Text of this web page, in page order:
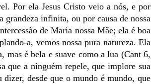
Por ela Jesus Cristo veio a nós, e por
grandeza infinita, ou por causa de nossa
de Maria nossa Mãe; ela é boa
a, vemos nossa pura natureza. Ela
mas é bela e suave como a lua (Cant 6,
que a ninguém repele, que implore sua
desde que o mundo é mundo, que